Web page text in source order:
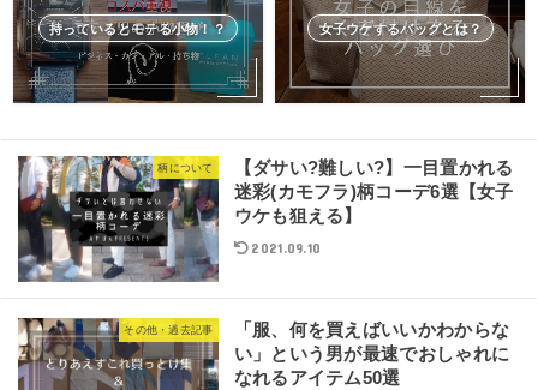
持っているとモテる小物！？ 女子ウケするバッグとは？
柄について
【ダサい?難しい?】一目置かれる
迷彩(カモフラ)柄コーデ6選【女子
ウケも狙える】
2021.09.10
その他・過去記事
「服、何を買えばいいかわからな
い」という男が最速でおしゃれに
なれるアイテム50選